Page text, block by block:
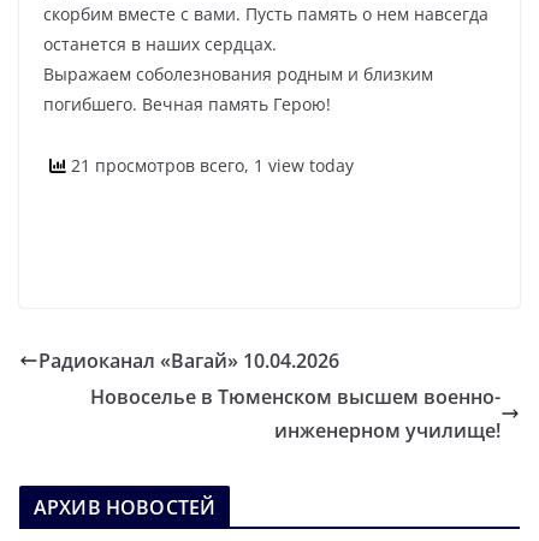
скорбим вместе с вами. Пусть память о нем навсегда
останется в наших сердцах.
Выражаем соболезнования родным и близким
погибшего. Вечная память Герою!
21 просмотров всего, 1 view today
Радиоканал «Вагай» 10.04.2026
Новоселье в Тюменском высшем военно-
инженерном училище!
АРХИВ НОВОСТЕЙ